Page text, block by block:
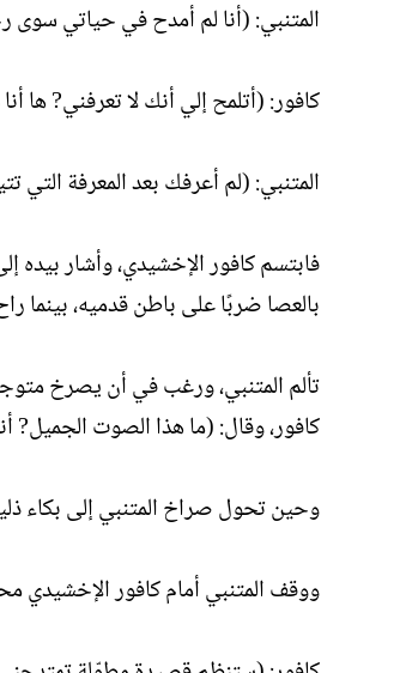
المتنبي: (أنا لم أمدح في حياتي سوى
كافور: (أتلمح إلي أنك لا تعرفني? ها
المتنبي: (لم أعرفك بعد المعرفة
فابتسم كافور الإخشيدي، وأشار بيده
بالعصا ضربًا على باطن قدميه، بينما
تألم المتنبي، ورغب في أن يصرخ
كافور، وقال: (ما هذا الصوت الجميل?
وحين تحول صراخ المتنبي إلى بكاء
ووقف المتنبي أمام كافور الإخشيدي